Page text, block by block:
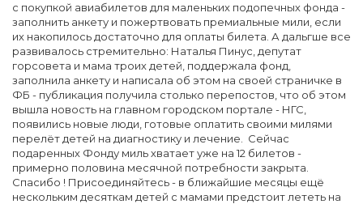
с покупкой авиабилетов для маленьких подопечных фонда -
заполнить анкету и пожертвовать премиальные мили, если
их накопилось достаточно для оплаты билета. А дальгше все
развивалось стремительно: Наталья Пинус, депутат
горсовета и мама троих детей, поддержала фонд,
заполнила анкету и написала об этом на своей страничке в
ФБ - публикация получила столько перепостов, что об этом
вышла новость на главном городском портале - НГС,
появились новые люди, готовые оплатить своими милями
перелёт детей на диагностику и лечение. Сейчас
подаренных Фонду миль хватает уже на 12 билетов -
примерно половина месячной потребности закрыта.
Спасибо ! Присоединяйтесь - в ближайшие месяцы ещё
нескольким десяткам детей с мамами предстоит лететь на